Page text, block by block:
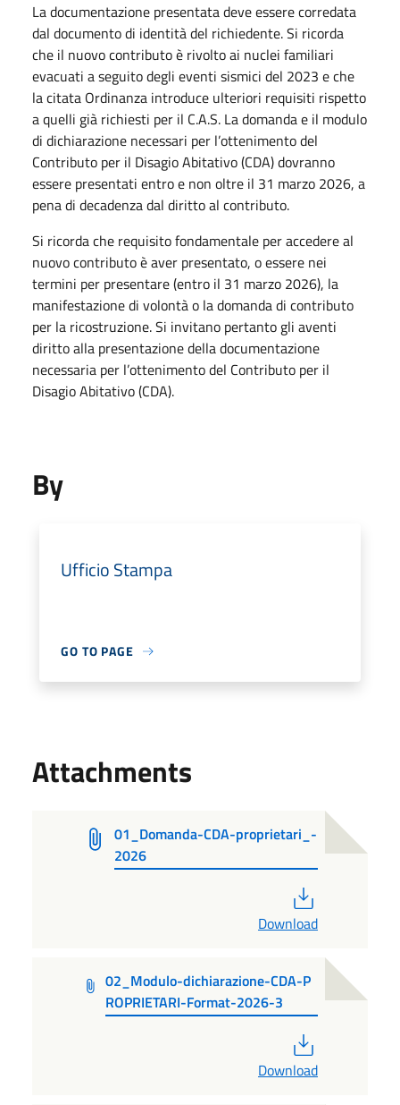
La documentazione presentata deve essere corredata
dal documento di identità del richiedente. Si ricorda
che il nuovo contributo è rivolto ai nuclei familiari
evacuati a seguito degli eventi sismici del 2023 e che
la citata Ordinanza introduce ulteriori requisiti rispetto
a quelli già richiesti per il C.A.S. La domanda e il modulo
di dichiarazione necessari per l’ottenimento del
Contributo per il Disagio Abitativo (CDA) dovranno
essere presentati entro e non oltre il 31 marzo 2026, a
pena di decadenza dal diritto al contributo.
Si ricorda che requisito fondamentale per accedere al
nuovo contributo è aver presentato, o essere nei
termini per presentare (entro il 31 marzo 2026), la
manifestazione di volontà o la domanda di contributo
per la ricostruzione. Si invitano pertanto gli aventi
diritto alla presentazione della documentazione
necessaria per l’ottenimento del Contributo per il
Disagio Abitativo (CDA).
By
Ufficio Stampa
GO TO PAGE
Attachments
01_Domanda-CDA-proprietari_-
2026
Download
02_Modulo-dichiarazione-CDA-P
ROPRIETARI-Format-2026-3
Download